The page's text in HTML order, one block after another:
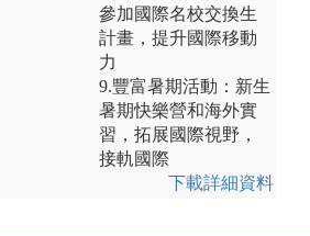
參加國際名校交換生
計畫，提升國際移動
力
9.豐富暑期活動：新生
暑期快樂營和海外實
習，拓展國際視野，
接軌國際
下載詳細資料